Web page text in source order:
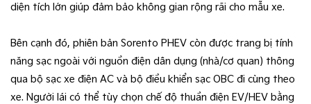
diện tích lớn giúp đảm bảo không gian rộng rãi cho mẫu xe.
Bên cạnh đó, phiên bản Sorento PHEV còn được trang bị tính
năng sạc ngoài với nguồn điện dân dụng (nhà/cơ quan) thông
qua bộ sạc xe điện AC và bộ điều khiển sạc OBC đi cùng theo
xe. Người lái có thể tùy chọn chế độ thuần điện EV/HEV bằng